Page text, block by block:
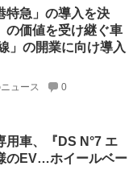
特急」の導入を決
の価値を受け継ぐ車
」の開業に向け導入
ュース 0
用車、『DS N°7 エ
のEV…ホイールベー